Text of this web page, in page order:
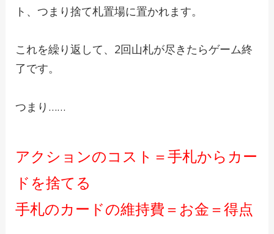
ト、つまり捨て札置場に置かれます。
これを繰り返して、2回山札が尽きたらゲーム終
了です。
つまり……
アクションのコスト＝手札からカー
ドを捨てる
手札のカードの維持費＝お金＝得点